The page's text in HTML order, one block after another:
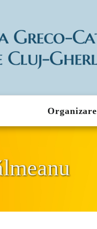
Organizare